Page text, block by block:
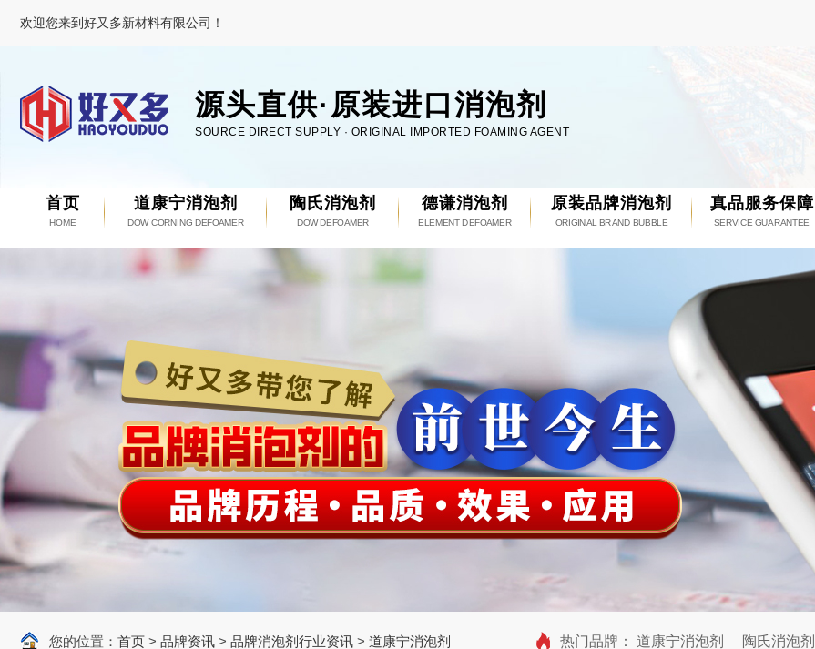
欢迎您来到好又多新材料有限公司！
源头直供·原装进口消泡剂
SOURCE DIRECT SUPPLY · ORIGINAL IMPORTED FOAMING AGENT
首页
HOME
道康宁消泡剂
DOW CORNING DEFOAMER
陶氏消泡剂
DOW DEFOAMER
德谦消泡剂
ELEMENT DEFOAMER
原装品牌消泡剂
ORIGINAL BRAND BUBBLE
真品服务保障
SERVICE GUARANTEE
您的位置： 首页 > 品牌资讯 > 品牌消泡剂行业资讯 > 道康宁消泡剂 热门品牌： 道康宁消泡剂 陶氏消泡剂